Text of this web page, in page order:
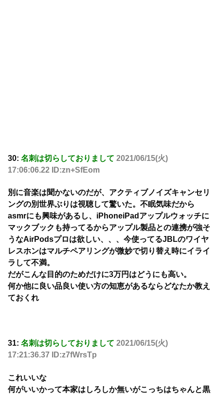
30: 名刺は切らしておりまして 2021/06/15(火)
17:06:06.22 ID:zn+SfEom
別に音楽は聞かないのだが、アクティブノイズキャンセリ
ングの別世界ぶりは視聴して驚いた。不眠気味だから
asmrにも興味があるし、iPhoneiPadアップルウォッチに
マックブックも持ってるからアップル製品との連携が強そ
うなAirPodsプロは欲しい、、、今使ってるJBLのワイヤ
レスホンはマルチペアリングが微妙で切り替え時にイライ
ラして不満。
だがこんな目的のためだけに3万円はどうにも高い。
何か他に良い品良い使い方の知恵があるならどなたか教え
ておくれ
31: 名刺は切らしておりまして 2021/06/15(火)
17:21:36.37 ID:z7fWrsTp
これいいな
何がいいかって本家はしろしか無いがこっちはちゃんと黒